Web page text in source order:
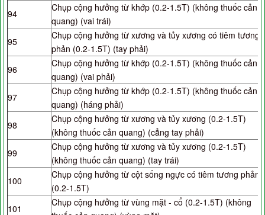
94
Chụp cộng hưởng từ khớp (0.2-1.5T) (không thuốc cản
quang) (vai trái)
95
Chụp cộng hưởng từ xương và tủy xương có tiêm tương
phản (0.2-1.5T) (tay phải)
96
Chụp cộng hưởng từ khớp (0.2-1.5T) (không thuốc cản
quang) (vai phải)
97
Chụp cộng hưởng từ khớp (0.2-1.5T) (không thuốc cản
quang) (háng phải)
98
Chụp cộng hưởng từ xương và tủy xương (0.2-1.5T)
(không thuốc cản quang) (cẳng tay phải)
99
Chụp cộng hưởng từ xương và tủy xương (0.2-1.5T)
(không thuốc cản quang) (tay trái)
100
Chụp cộng hưởng từ cột sống ngực có tiêm tương phản
(0.2-1.5T)
101
Chụp cộng hưởng từ vùng mặt - cổ (0.2-1.5T) (không